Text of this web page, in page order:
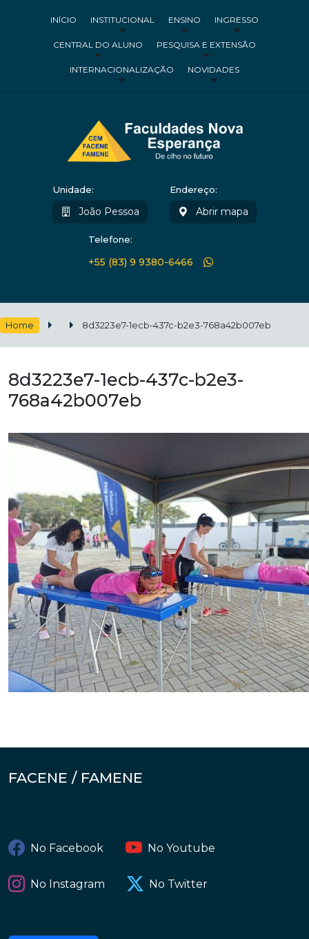
INÍCIO INSTITUCIONAL ENSINO INGRESSO
CENTRAL DO ALUNO PESQUISA E EXTENSÃO
INTERNACIONALIZAÇÃO NOVIDADES
Unidade:
João Pessoa
Endereço:
Abrir mapa
Telefone:
+55 (83) 9 9380-6466
Home 8d3223e7-1ecb-437c-b2e3-768a42b007eb
8d3223e7-1ecb-437c-b2e3-
768a42b007eb
FACENE / FAMENE
No Facebook No Youtube
No Instagram No Twitter